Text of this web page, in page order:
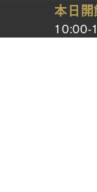
本日開
10:00-